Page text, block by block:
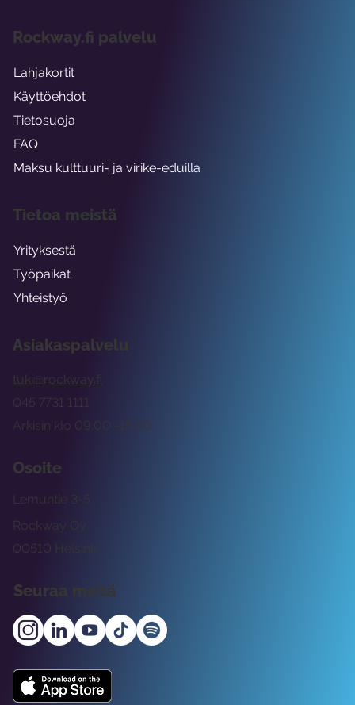
Asiakaspalvelu
tuki@rockway.fi
Arkisin klo 09:00 -15:00
045 7731 1111
Osoite
Rockway Oy
Lemuntie 3-5
00510 Helsinki
Seuraa meitä
Rockway.fi palvelu
Lahjakortit
Käyttöehdot
Tietosuoja
FAQ
Maksu kulttuuri- ja virike-eduilla
Tietoa meistä
Yrityksestä
Työpaikat
Yhteistyö